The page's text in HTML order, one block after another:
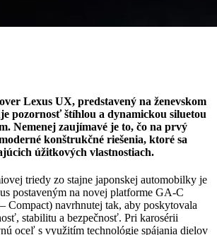
Lexus UX, predstavený na ženevskom
pozornosť štíhlou a dynamickou siluetou
Nemenej zaujímavé je to, čo na prvý
konštrukčné riešenia, ktoré sa
úžitkových vlastnostiach.
triedy zo stajne japonskej automobilky je
postaveným na novej platforme GA-C
Compact) navrhnutej tak, aby poskytovala
stabilitu a bezpečnosť. Pri karosérii
oceľ s využitím technológie spájania dielov